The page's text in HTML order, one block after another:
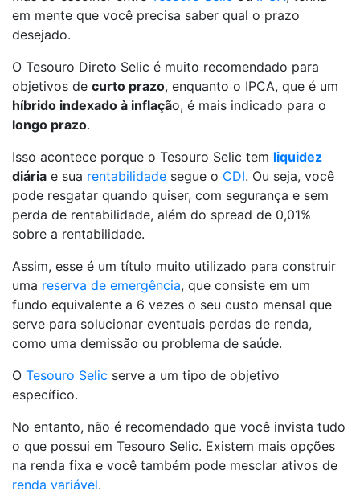
em mente que você precisa saber qual o prazo
desejado.
O Tesouro Direto Selic é muito recomendado para
objetivos de curto prazo, enquanto o IPCA, que é um
híbrido indexado à inflação, é mais indicado para o
longo prazo.
Isso acontece porque o Tesouro Selic tem liquidez
diária e sua rentabilidade segue o CDI. Ou seja, você
pode resgatar quando quiser, com segurança e sem
perda de rentabilidade, além do spread de 0,01%
sobre a rentabilidade.
Assim, esse é um título muito utilizado para construir
uma reserva de emergência, que consiste em um
fundo equivalente a 6 vezes o seu custo mensal que
serve para solucionar eventuais perdas de renda,
como uma demissão ou problema de saúde.
O Tesouro Selic serve a um tipo de objetivo
específico.
No entanto, não é recomendado que você invista tudo
o que possui em Tesouro Selic. Existem mais opções
na renda fixa e você também pode mesclar ativos de
renda variável.